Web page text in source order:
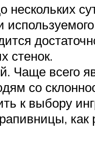
нескольких
стенок.
Чаще всего
со
к выбору
как